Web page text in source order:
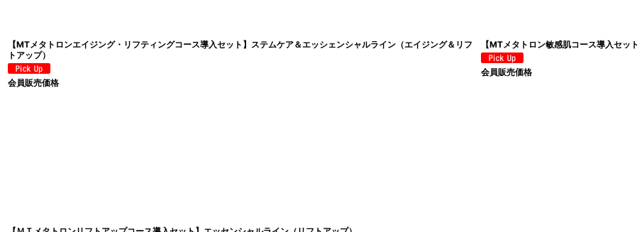
【MTメタトロンエイジング・リフティングコース導入セット】ステムケア＆エッシェンシャルライン（エイジング＆リフ
トアップ）
会員販売価格
【MTメタトロン敏感肌コース導入セッ
会員販売価格